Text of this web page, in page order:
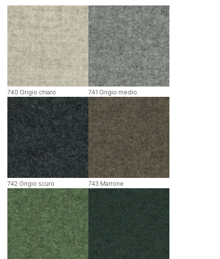
740 Grigio chiaro 741 Grigio medio
742 Grigio scuro 743 Marrone